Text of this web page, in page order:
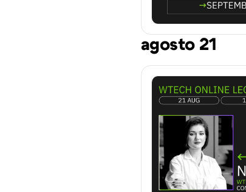
agosto 21